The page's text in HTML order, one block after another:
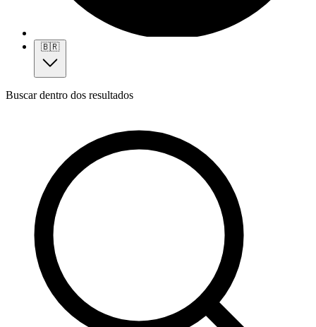
🇧🇷
Buscar dentro dos resultados